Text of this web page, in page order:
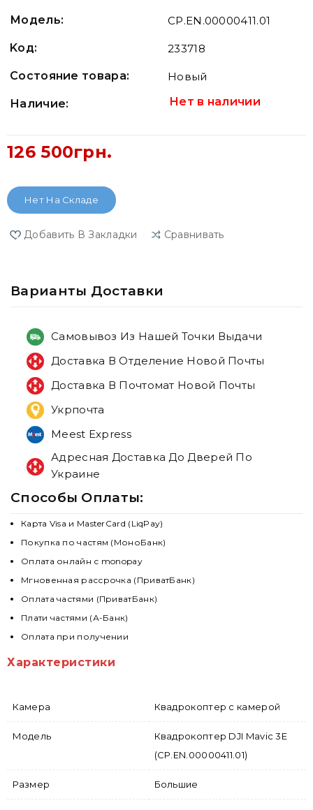
Модель: CP.EN.00000411.01
Koд: 233718
Состояние товара: Новый
Наличие: Нет в наличии
126 500грн.
Нет На Складе
Добавить В Закладки Сравнивать
Варианты Доставки
Самовывоз Из Нашей Точки Выдачи
Доставка В Отделение Новой Почты
Доставка В Почтомат Новой Почты
Укрпочта
Meest Express
Адресная Доставка До Дверей По
Украине
Способы Оплаты:
Карта Visa и MasterCard (LiqPay)
Покупка по частям (МоноБанк)
Оплата онлайн с monopay
Мгновенная рассрочка (ПриватБанк)
Оплата частями (ПриватБанк)
Плати частями (А-Банк)
Оплата при получении
Характеристики
Камера Квадрокоптер с камерой
Модель
Квадрокоптер DJI Mavic 3E
(CP.EN.00000411.01)
Размер Большие